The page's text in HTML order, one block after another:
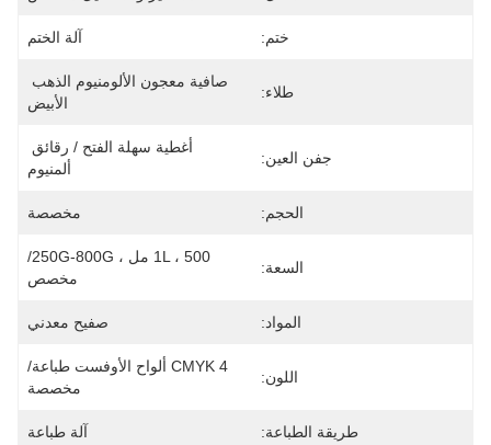
ختم: آلة الختم
طلاء:
الأبيض
جفن العين:
ألمنيوم
الحجم: مخصصة
السعة:
1L ، 500 مل ، 250G-800G/
مخصص
المواد: صفيح معدني
اللون:
CMYK 4 ألواح الأوفست طباعة/
مخصصة
طريقة الطباعة: آلة طباعة